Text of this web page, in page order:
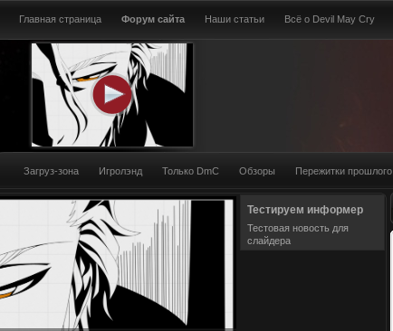
Главная страница Форум сайта Наши статьи Всё о Devil May Cry
Загруз-зона Игролэнд Только DmC Обзоры Пережитки прошлого
Тестируем информер
Тестовая новость для
слайдера